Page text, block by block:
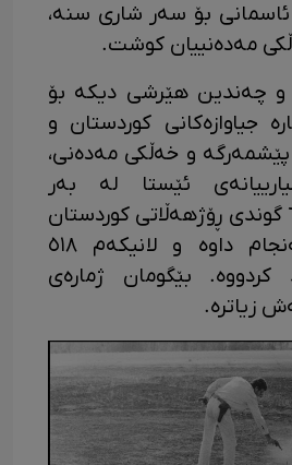
بۆ سەر شاری سنە،
چەندین هێرشی دیکە بۆ
جیاوازەکانی کوردستان و
و خەڵکی مەدەنی،
ئێستا لە بەر
دەستماندان، لە ٦١ گوندی ڕۆژهەڵاتی کوردستان
کۆمەڵکوژییان ئەنجام داوە و لانیکەم ٥١٨
بێگومان ژمارەی
زیاترە.